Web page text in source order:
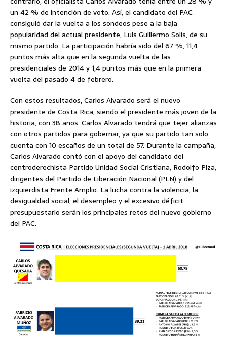
un 42 % de intención de voto. Así, el candidato del PAC
consiguió dar la vuelta a los sondeos pese a la baja
popularidad del actual presidente, Luis Guillermo Solís, de su
mismo partido. La participación habría sido del 67 %, 11,4
puntos más alta que en la segunda vuelta de las
presidenciales de 2014 y 1,4 puntos más que en la primera
vuelta del pasado 4 de febrero.
Con estos resultados, Carlos Alvarado será el nuevo
presidente de Costa Rica, siendo el presidente más joven de la
historia, con 38 años. Carlos Alvarado tendrá que tejer alianzas
con otros partidos para gobernar, ya que su partido tan solo
cuenta con 10 escaños de un total de 57. Durante la campaña,
Carlos Alvarado contó con el apoyo del candidato del
centroderechista Partido Unidad Social Cristiana, Rodolfo Piza,
dirigentes del Partido de Liberación Nacional (PLN) y del
izquierdista Frente Amplio. La lucha contra la violencia, la
desigualdad social, el desempleo y el excesivo déficit
presupuestario serán los principales retos del nuevo gobierno
del PAC.